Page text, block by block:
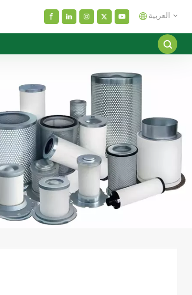
العربية
español
العربية
русский
Melayu